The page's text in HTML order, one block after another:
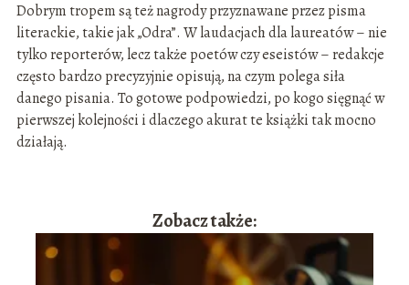
Dobrym tropem są też nagrody przyznawane przez pisma
literackie, takie jak „Odra”. W laudacjach dla laureatów – nie
tylko reporterów, lecz także poetów czy eseistów – redakcje
często bardzo precyzyjnie opisują, na czym polega siła
danego pisania. To gotowe podpowiedzi, po kogo sięgnąć w
pierwszej kolejności i dlaczego akurat te książki tak mocno
działają.
Zobacz także: